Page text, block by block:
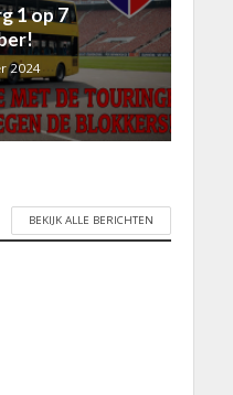
1 op 7
2024
BEKIJK ALLE BERICHTEN